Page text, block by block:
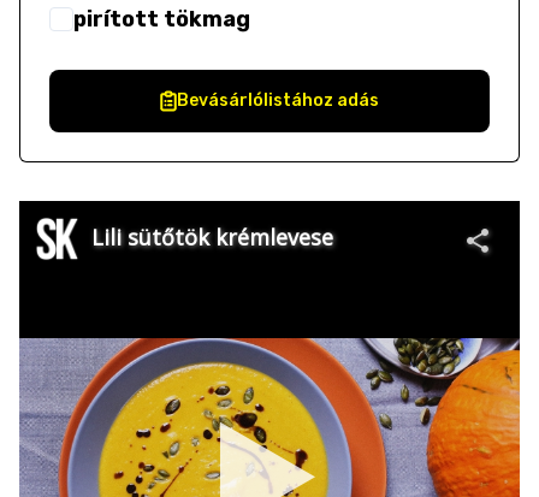
pirított tökmag
Bevásárlólistához adás